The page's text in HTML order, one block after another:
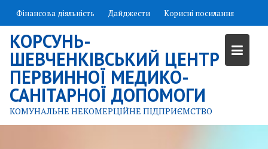
content
Фінансова діяльність Дайджести Корисні посилання
КОРСУНЬ-
ШЕВЧЕНКІВСЬКИЙ ЦЕНТР
ПЕРВИННОЇ МЕДИКО-
САНІТАРНОЇ ДОПОМОГИ
КОМУНАЛЬНЕ НЕКОМЕРЦІЙНЕ ПІДПРИЄМСТВО